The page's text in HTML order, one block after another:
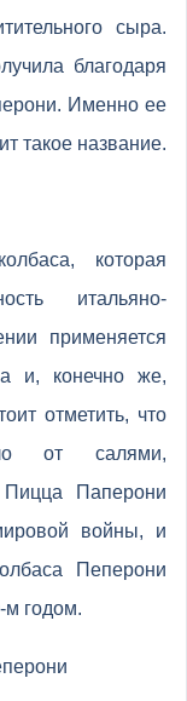
сыра.
благодаря
Именно ее
такое название.
которая
итальяно-
применяется
и, конечно же,
отметить, что
от салями,
Паперони
войны, и
Пеперони
м годом.